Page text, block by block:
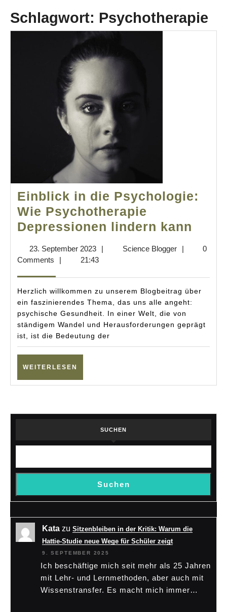
Schlagwort: Psychotherapie
Einblick in die Psychologie:
Wie Psychotherapie
Depressionen lindern kann
Wie
kann
23. September 202323.
September
| Science BloggerScience
|
0
Comments
| 21:43
Herzlich willkommen zu unserem Blogbeitrag über
ein faszinierendes Thema, das uns alle angeht:
psychische Gesundheit. In einer Welt, die von
ständigem Wandel und Herausforderungen geprägt
ist, ist die Bedeutung der
WEITERLESEN
SUCHEN
Suchen
Kata zu Sitzenbleiben in der Kritik: Warum die
Hattie-Studie neue Wege für Schüler zeigt
9. SEPTEMBER 2025
Ich beschäftige mich seit mehr als 25 Jahren
mit Lehr- und Lernmethoden, aber auch mit
Wissenstransfer. Es macht mich immer…